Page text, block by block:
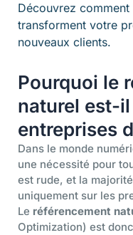
Découvrez
transforment votre
nouveaux clients.
Pourquoi le
naturel est-
entreprises
Dans le monde
une nécessité pour
est rude, et la
uniquement sur les
Le référencement
Optimization) est